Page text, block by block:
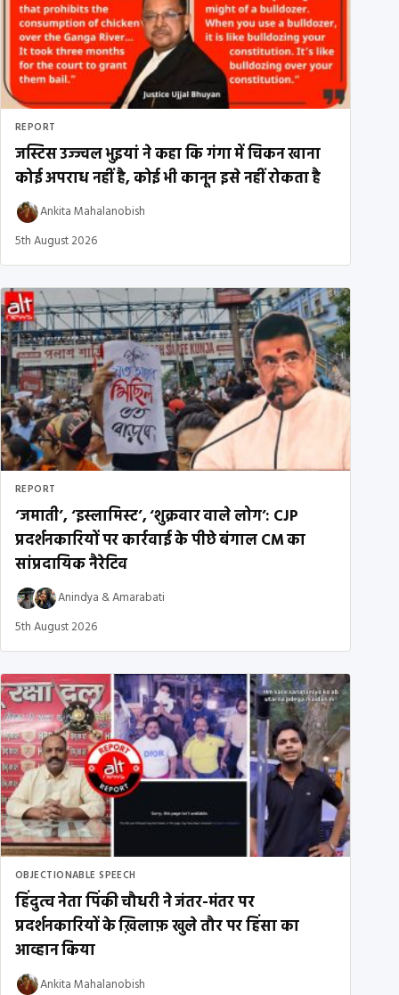
REPORT
जस्टिस उज्ज्वल भुइयां ने कहा कि गंगा में चिकन खाना
कोई अपराध नहीं है, कोई भी कानून इसे नहीं रोकता है
Ankita Mahalanobish
5th August 2026
REPORT
‘जमाती’, ‘इस्लामिस्ट’, ‘शुक्रवार वाले लोग’: CJP
प्रदर्शनकारियों पर कार्रवाई के पीछे बंगाल CM का
सांप्रदायिक नैरेटिव
Anindya &Amarabati
5th August 2026
OBJECTIONABLE SPEECH
हिंदुत्व नेता पिंकी चौधरी ने जंतर-मंतर पर
प्रदर्शनकारियों के ख़िलाफ़ खुले तौर पर हिंसा का
आव्हान किया
Ankita Mahalanobish